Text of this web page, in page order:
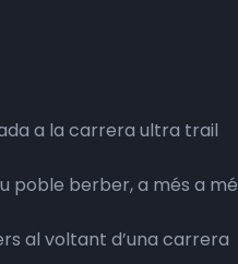
a la carrera ultra trail
poble berber, a més a
al voltant d’una carrera